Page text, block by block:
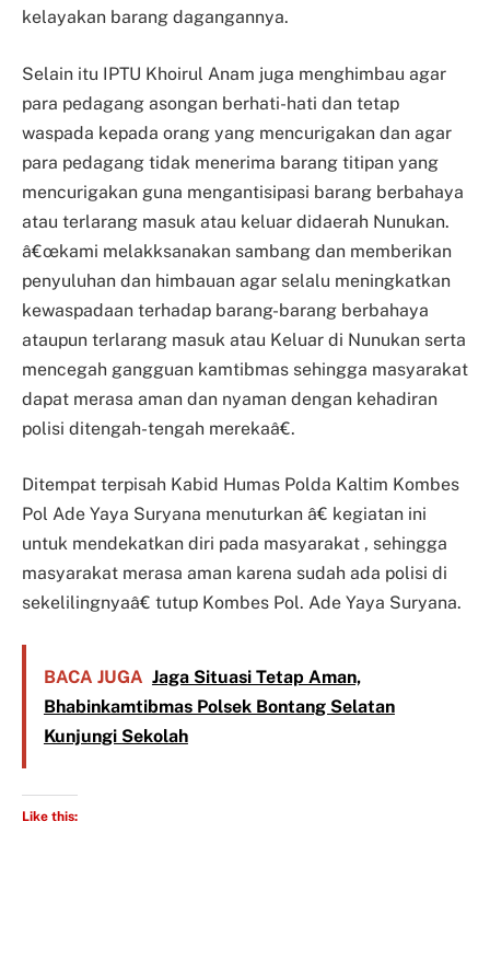
kelayakan barang dagangannya.
Selain itu IPTU Khoirul Anam juga menghimbau agar
para pedagang asongan berhati-hati dan tetap
waspada kepada orang yang mencurigakan dan agar
para pedagang tidak menerima barang titipan yang
mencurigakan guna mengantisipasi barang berbahaya
atau terlarang masuk atau keluar didaerah Nunukan.
â€œkami melakksanakan sambang dan memberikan
penyuluhan dan himbauan agar selalu meningkatkan
kewaspadaan terhadap barang-barang berbahaya
ataupun terlarang masuk atau Keluar di Nunukan serta
mencegah gangguan kamtibmas sehingga masyarakat
dapat merasa aman dan nyaman dengan kehadiran
polisi ditengah-tengah merekaâ€.
Ditempat terpisah Kabid Humas Polda Kaltim Kombes
Pol Ade Yaya Suryana menuturkan â€ kegiatan ini
untuk mendekatkan diri pada masyarakat , sehingga
masyarakat merasa aman karena sudah ada polisi di
sekelilingnyaâ€ tutup Kombes Pol. Ade Yaya Suryana.
BACA JUGA Jaga Situasi Tetap Aman,
Bhabinkamtibmas Polsek Bontang Selatan
Kunjungi Sekolah
Like this: